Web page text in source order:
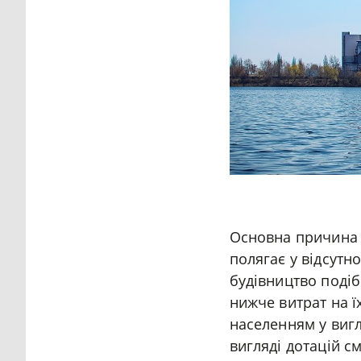
Основна причина
полягає у
будівництво
нижче витрат на
населенням у
вигляді дотацій